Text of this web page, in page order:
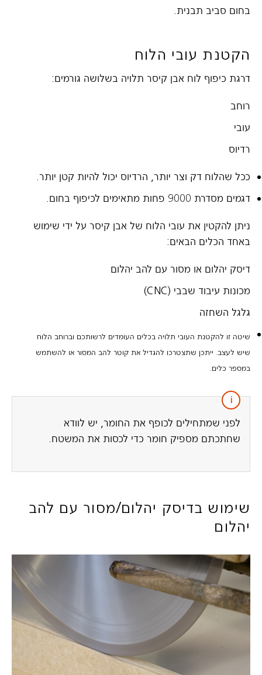
בחום סביב תבנית.
הקטנת עובי הלוח
דרגת כיפוף לוח אבן קיסר תלויה בשלושה גורמים:
רוחב
עובי
רדיוס
ככל שהלוח דק וצר יותר, הרדיוס יכול להיות קטן יותר.
דגמים מסדרת 9000 פחות מתאימים לכיפוף בחום.
ניתן להקטין את עובי הלוח של אבן קיסר על ידי שימוש
באחד הכלים הבאים:
דיסק יהלום או מסור עם להב יהלום
מכונות עיבוד שבבי (CNC)
גלגל השחזה
שיטה זו להקטנת העובי תלויה בכלים העומדים לרשותכם וברוחב הלוח
שיש לעצב. ייתכן שתצטרכו להגדיל את קוטר להב המסור או להשתמש
במספר כלים.
לפני שמתחילים לכופף את החומר, יש לוודא
שחתכתם מספיק חומר כדי לכסות את המשטח.
שימוש בדיסק יהלום/מסור עם להב
יהלום